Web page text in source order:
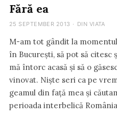
Fără ea
25 SEPTEMBER 2013 · DIN VIATA
M-am tot gândit la
în București, să pot să citesc
mă întorc acasă și să o
vinovat. Niște seri ca pe
geamul din față mea și
perioada interbelică